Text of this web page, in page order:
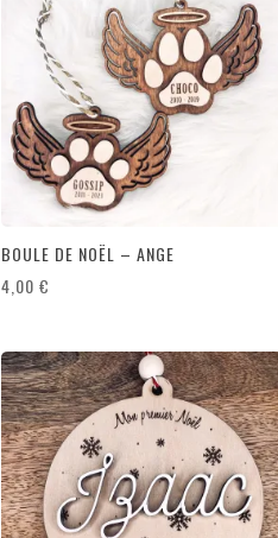
BOULE DE NOËL – ANGE
4,00€